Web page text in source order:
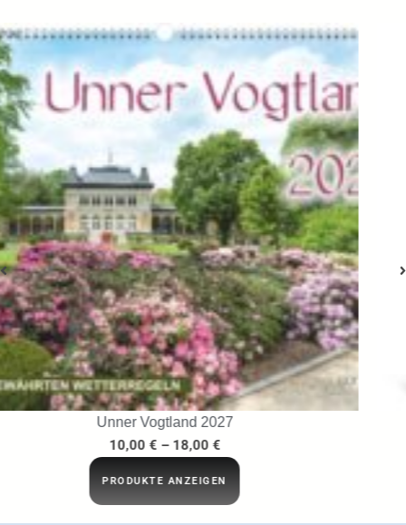
…ins Netz gegangen
29,95
IN DEN WARENKORB